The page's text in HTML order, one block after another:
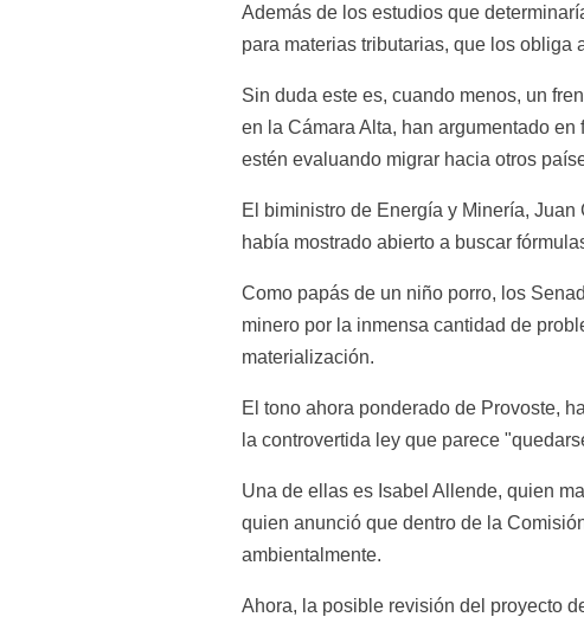
Además de los estudios que
para materias tributarias, que los obliga
Sin duda este es, cuando menos, un
en la Cámara Alta, han argumentado
estén evaluando migrar hacia otros
El biministro de Energía y Minería,
había mostrado abierto a buscar
Como papás de un niño porro, los
minero por la inmensa cantidad de
materialización.
El tono ahora ponderado de Provoste,
la controvertida ley que parece
Una de ellas es Isabel Allende, quien
quien anunció que dentro de la
ambientalmente.
Ahora, la posible revisión del proyecto